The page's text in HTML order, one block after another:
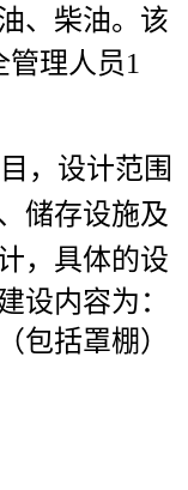
、柴油。该
管理人员1
，设计范围
储存设施及
，具体的设
设内容为：
包括罩棚）